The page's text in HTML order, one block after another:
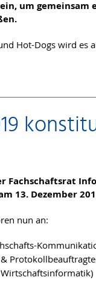
um
Hot-Dogs wird es
Fachschaftsrat
13. Dezember
nun an: